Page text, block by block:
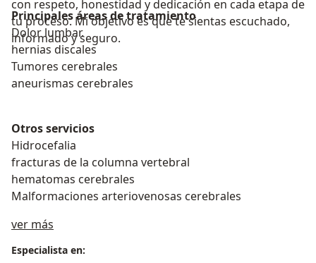
con respeto, honestidad y dedicación en cada etapa de
tu proceso. Mi objetivo es que te sientas escuchado,
informado y seguro.
Principales áreas de tratamiento
Dolor lumbar.
hernias discales
Tumores cerebrales
aneurismas cerebrales
Otros servicios
Hidrocefalia
fracturas de la columna vertebral
hematomas cerebrales
Malformaciones arteriovenosas cerebrales
ver más
Especialista en: